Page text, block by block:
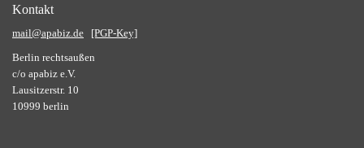
Kontakt
mail@apabiz.de [PGP-Key]
Berlin rechtsaußen
c/o apabiz e.V.
Lausitzerstr. 10
10999 berlin